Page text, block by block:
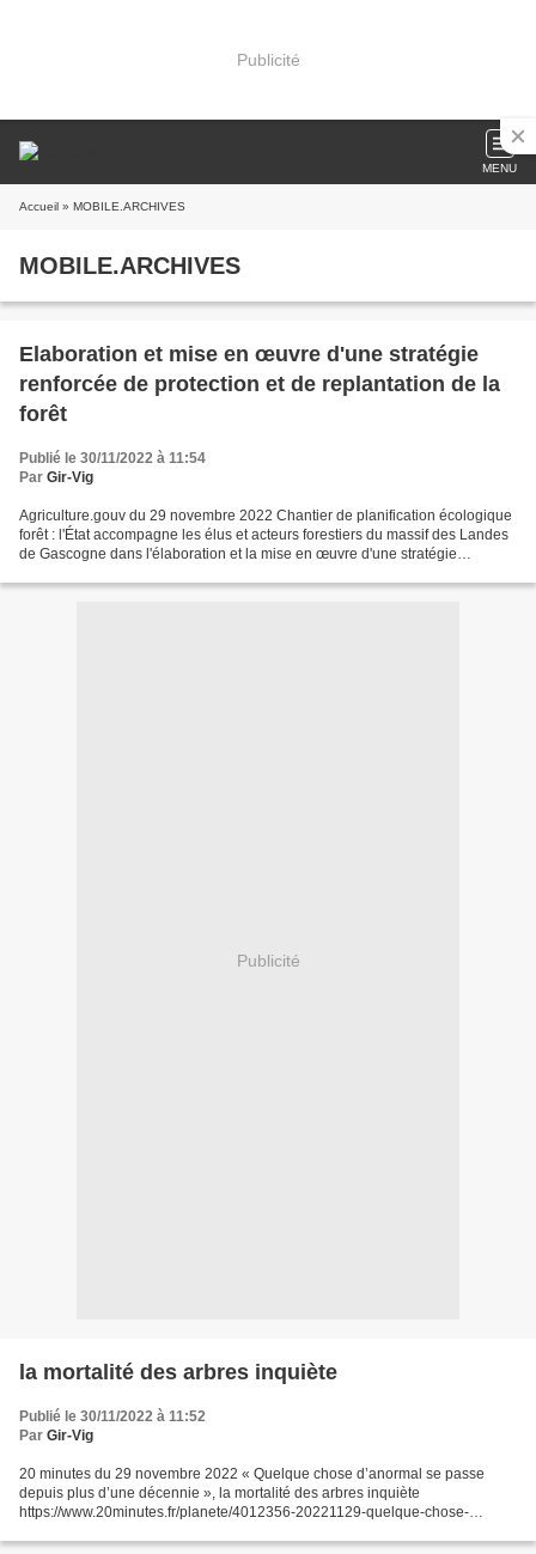
Publicité
MENU
Accueil » MOBILE.ARCHIVES
MOBILE.ARCHIVES
Elaboration et mise en œuvre d'une stratégie
renforcée de protection et de replantation de la
forêt
Publié le 30/11/2022 à 11:54
Par Gir-Vig
Agriculture.gouv du 29 novembre 2022 Chantier de planification écologique
forêt : l'État accompagne les élus et acteurs forestiers du massif des Landes
de Gascogne dans l'élaboration et la mise en œuvre d'une stratégie
Publicité
la mortalité des arbres inquiète
Publié le 30/11/2022 à 11:52
Par Gir-Vig
20 minutes du 29 novembre 2022 « Quelque chose d’anormal se passe
depuis plus d’une décennie », la mortalité des arbres inquiète
https://www.20minutes.fr/planete/4012356-20221129-quelque-chose-